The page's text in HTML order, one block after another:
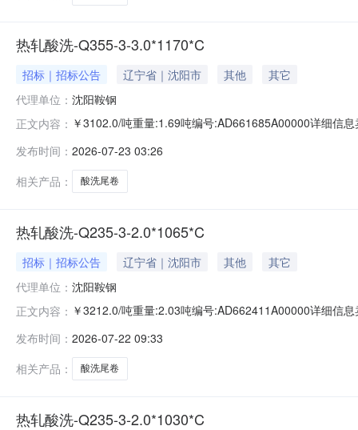
热轧酸洗-Q355-3-3.0*1170*C
招标｜招标公告 辽宁省｜沈阳市 其他
其它
代理单位： 沈阳鞍钢
正文内容： ￥3102.0/吨重量:1.69吨编号:AD661685A00000详细信
求产线名称:冷轧1#线锌层重量代码描述:上表面锌层重量
发布时间： 2026-07-23 03:26
相关产品：
酸洗尾卷
热轧酸洗-Q235-3-2.0*1065*C
招标｜招标公告 辽宁省｜沈阳市 其他
其它
代理单位： 沈阳鞍钢
正文内容： ￥3212.0/吨重量:2.03吨编号:AD662411A00000详细信
产线名称:冷轧1#线锌层重量代码描述:上表面锌层重量
发布时间： 2026-07-22 09:33
相关产品：
酸洗尾卷
热轧酸洗-Q235-3-2.0*1030*C